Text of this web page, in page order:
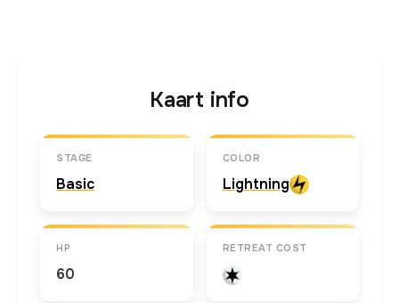
Kaart info
STAGE
Basic
COLOR
Lightning
HP
60
RETREAT COST